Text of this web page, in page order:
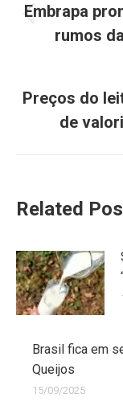
Embrapa
rumos
Preços do
de
Related
Brasil fica em
Queijos
15/09/2025